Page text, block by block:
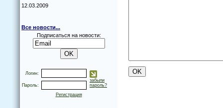
12.03.2009
Все новости...
Подписаться на новости:
Логин:
Пароль:
забыли
пароль?
Регистрация